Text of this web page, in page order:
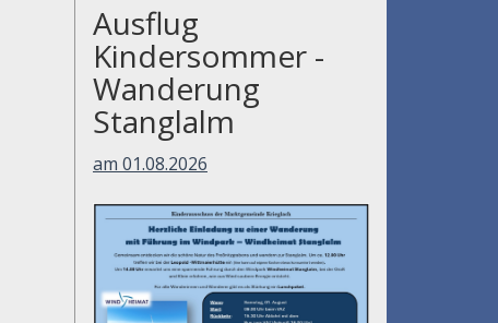
Ausflug
Kindersommer -
Wanderung
Stanglalm
am 01.08.2026